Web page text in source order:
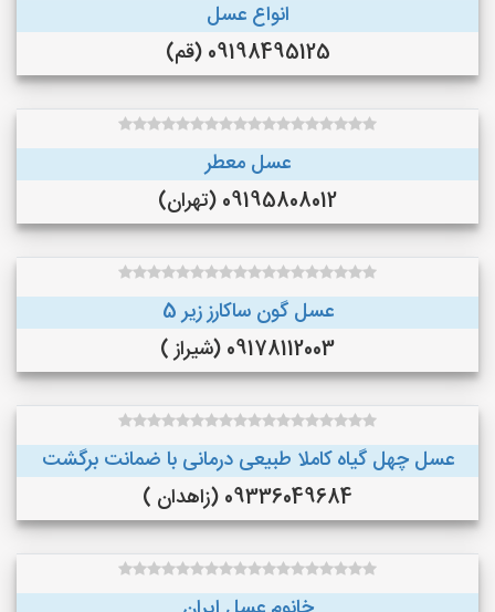
انواع عسل
09198495125 (قم)
عسل معطر
09195808012 (تهران)
عسل گون ساکارز زیر 5
09178112003 (شیراز )
عسل چهل گیاه کاملا طبیعی درمانی با ضمانت برگشت
09336049684 (زاهدان )